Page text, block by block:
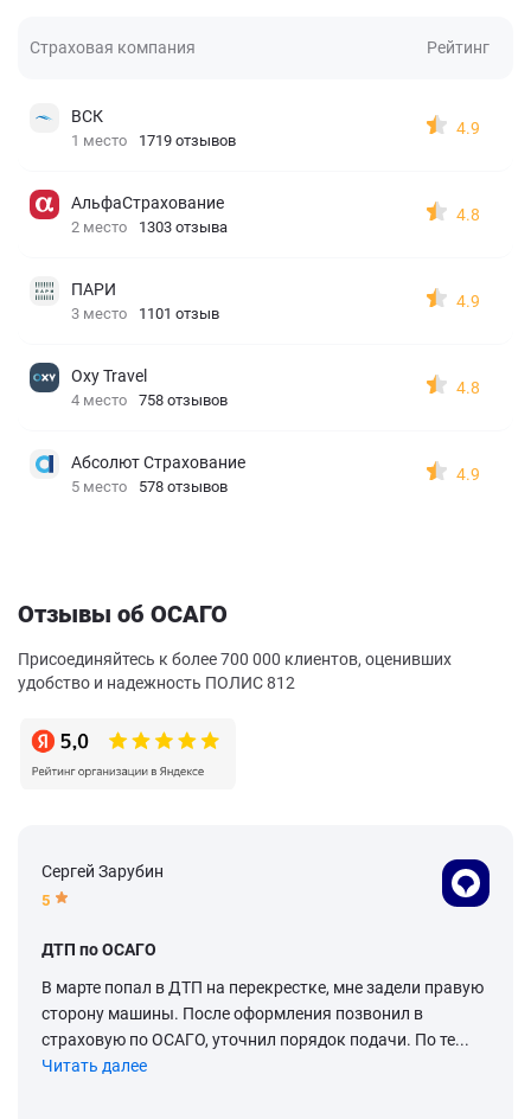
Страховая компания Рейтинг
ВСК
1 место 1719 отзывов
4.9
АльфаСтрахование
2 место 1303 отзыва
4.8
ПАРИ
3 место 1101 отзыв
4.9
Oxy Travel
4 место 758 отзывов
4.8
Абсолют Страхование
5 место 578 отзывов
4.9
Отзывы об ОСАГО
Присоединяйтесь к более 700 000 клиентов, оценивших
удобство и надежность ПОЛИС 812
Сергей Зарубин
5
ДТП по ОСАГО
В марте попал в ДТП на перекрестке, мне задели правую
сторону машины. После оформления позвонил в
страховую по ОСАГО, уточнил порядок подачи. По те...
Читать далее